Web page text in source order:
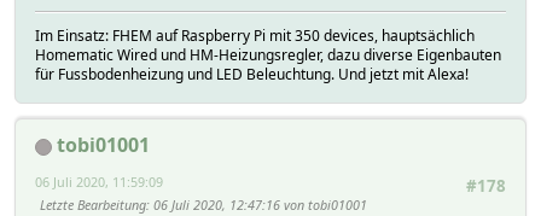
String getParam =
komma1 = getParam.indexOf(',');
int komma2 = getParam.indexOf(',',komma1+1);
int komma3 = getParam.indexOf(',',komma2+1);
myredLevel =
myblueLevel = getParam.substring(komma2+1,
Im Einsatz: FHEM auf Raspberry Pi mit 350 devices, hauptsächlich
Homematic Wired und HM-Heizungsregler, dazu diverse Eigenbauten
für Fussbodenheizung und LED Beleuchtung. Und jetzt mit Alexa!
tobi01001
#178
06 Juli 2020, 11:59:09
Letzte Bearbeitung: 06 Juli 2020, 12:47:16 von tobi01001